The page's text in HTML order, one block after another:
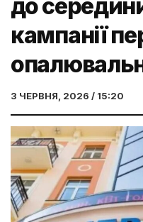
до
кампанії
3 ЧЕРВНЯ, 2026 / 15:20